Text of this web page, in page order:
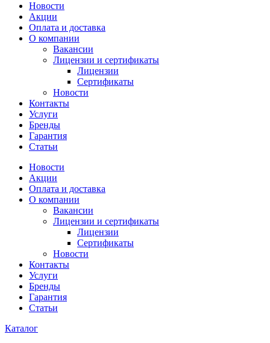
Новости
Акции
Оплата и доставка
О компании
Вакансии
Лицензии и сертификаты
Лицензии
Сертификаты
Новости
Контакты
Услуги
Бренды
Гарантия
Статьи
Новости
Акции
Оплата и доставка
О компании
Вакансии
Лицензии и сертификаты
Лицензии
Сертификаты
Новости
Контакты
Услуги
Бренды
Гарантия
Статьи
Каталог